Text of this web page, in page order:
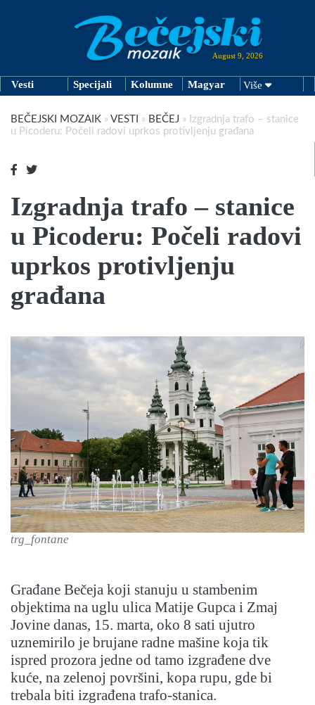
August 9, 2026
Vesti Specijali Kolumne Magyar Više
BEČEJSKI MOZAIK » VESTI » BEČEJ » Izgradnja trafo – stanice
u Picoderu: Počeli radovi uprkos protivljenju građana
Izgradnja trafo – stanice
u Picoderu: Počeli radovi
uprkos protivljenju
građana
trg_fontane
Građane Bečeja koji stanuju u stambenim
objektima na uglu ulica Matije Gupca i Zmaj
Jovine danas, 15. marta, oko 8 sati ujutro
uznemirilo je brujane radne mašine koja tik
ispred prozora jedne od tamo izgrađene dve
kuće, na zelenoj površini, kopa rupu, gde bi
trebala biti izgrađena trafo-stanica.